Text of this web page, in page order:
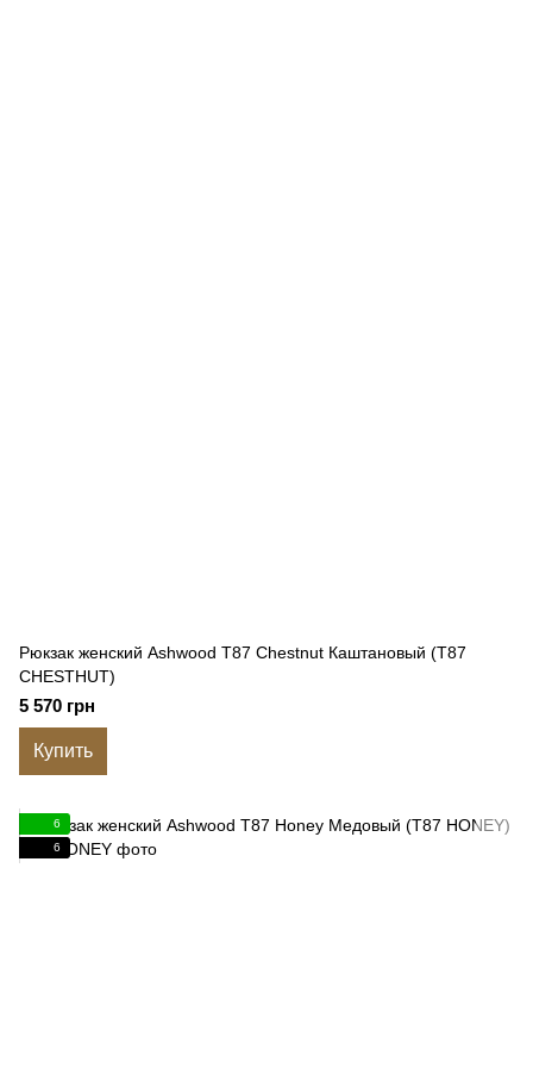
Рюкзак женский Ashwood T87 Chestnut Каштановый (T87
CHESTHUT)
5 570 грн
Купить
6
6